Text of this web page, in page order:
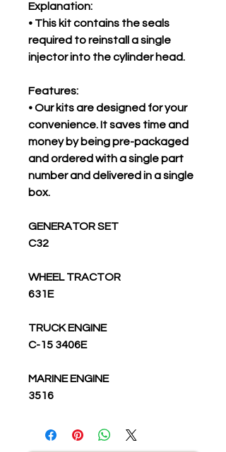
Explanation:
• This kit contains the seals
required to reinstall a single
injector into the cylinder head.
Features:
• Our kits are designed for your
convenience. It saves time and
money by being pre-packaged
and ordered with a single part
number and delivered in a single
box.
GENERATOR SET
C32
WHEEL TRACTOR
631E
TRUCK ENGINE
C-15 3406E
MARINE ENGINE
3516